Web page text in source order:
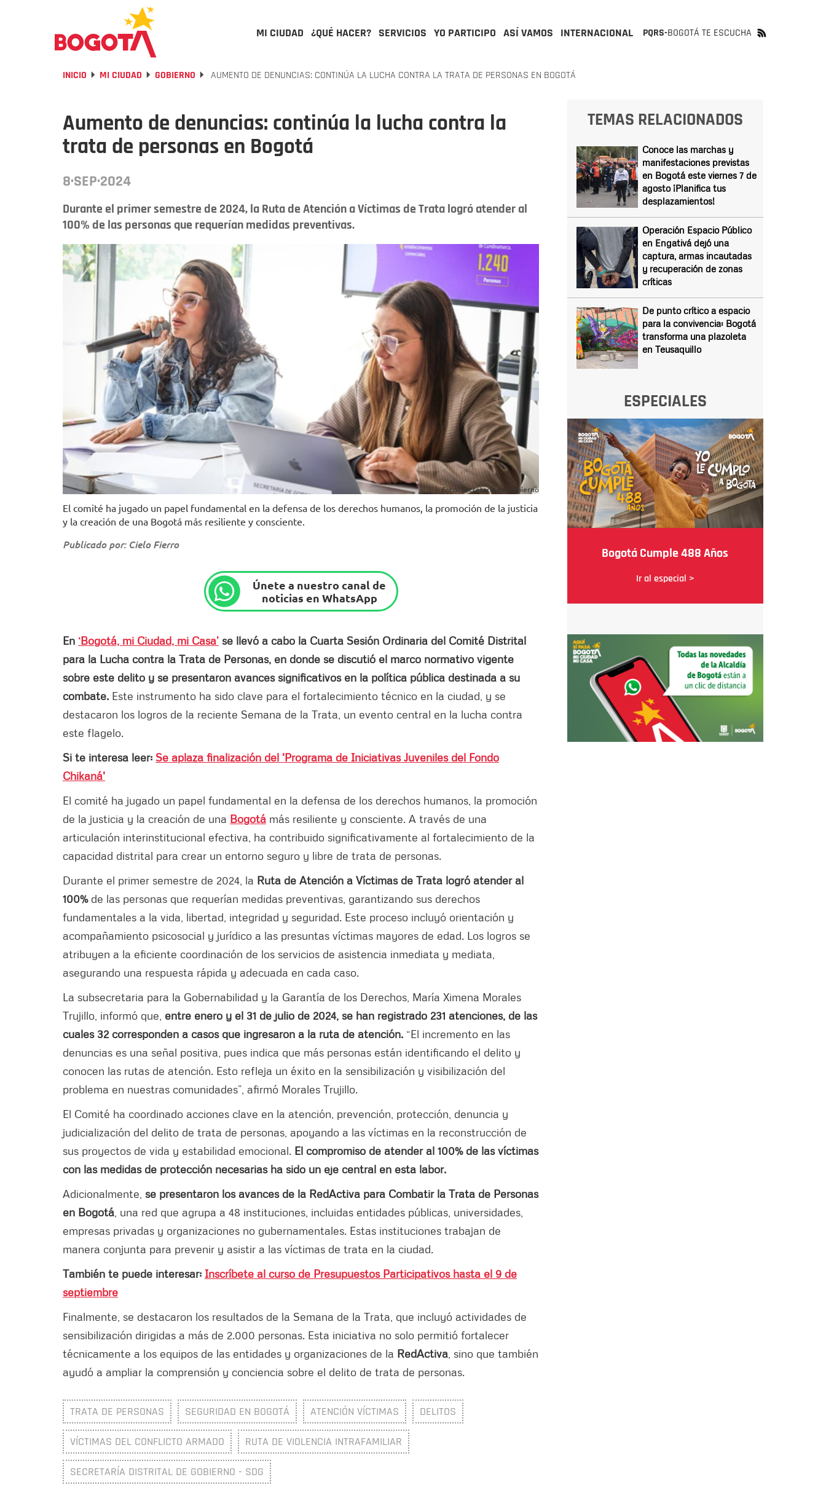
MI CIUDAD ¿QUÉ HACER? SERVICIOS YO PARTICIPO ASÍ VAMOS INTERNACIONAL PQRS-BOGOTÁ TE ESCUCHA
INICIO MI CIUDAD GOBIERNO AUMENTO DE DENUNCIAS: CONTINÚA LA LUCHA CONTRA LA TRATA DE PERSONAS EN BOGOTÁ
Aumento de denuncias: continúa la lucha contra la
trata de personas en Bogotá
8·SEP·2024
Durante el primer semestre de 2024, la Ruta de Atención a Víctimas de Trata logró atender al
100% de las personas que requerían medidas preventivas.
Foto: Secretaría de Gobierno
El comité ha jugado un papel fundamental en la defensa de los derechos humanos, la promoción de la justicia
y la creación de una Bogotá más resiliente y consciente.
Publicado por: Cielo Fierro
Únete a nuestro canal de
noticias en WhatsApp
En ‘Bogotá, mi Ciudad, mi Casa’ se llevó a cabo la Cuarta Sesión Ordinaria del Comité Distrital
para la Lucha contra la Trata de Personas, en donde se discutió el marco normativo vigente
sobre este delito y se presentaron avances significativos en la política pública destinada a su
combate. Este instrumento ha sido clave para el fortalecimiento técnico en la ciudad, y se
destacaron los logros de la reciente Semana de la Trata, un evento central en la lucha contra
este flagelo.
Si te interesa leer: Se aplaza finalización del 'Programa de Iniciativas Juveniles del Fondo
Chikaná'
El comité ha jugado un papel fundamental en la defensa de los derechos humanos, la promoción
de la justicia y la creación de una Bogotá más resiliente y consciente. A través de una
articulación interinstitucional efectiva, ha contribuido significativamente al fortalecimiento de la
capacidad distrital para crear un entorno seguro y libre de trata de personas.
Durante el primer semestre de 2024, la Ruta de Atención a Víctimas de Trata logró atender al
100%de las personas que requerían medidas preventivas, garantizando sus derechos
fundamentales a la vida, libertad, integridad y seguridad. Este proceso incluyó orientación y
acompañamiento psicosocial y jurídico a las presuntas víctimas mayores de edad. Los logros se
atribuyen a la eficiente coordinación de los servicios de asistencia inmediata y mediata,
asegurando una respuesta rápida y adecuada en cada caso.
La subsecretaria para la Gobernabilidad y la Garantía de los Derechos, María Ximena Morales
Trujillo, informó que, entre enero y el 31 de julio de 2024, se han registrado 231 atenciones, de las
cuales 32 corresponden a casos que ingresaron a la ruta de atención. “El incremento en las
denuncias es una señal positiva, pues indica que más personas están identificando el delito y
conocen las rutas de atención. Esto refleja un éxito en la sensibilización y visibilización del
problema en nuestras comunidades”, afirmó Morales Trujillo.
El Comité ha coordinado acciones clave en la atención, prevención, protección, denuncia y
judicialización del delito de trata de personas, apoyando a las víctimas en la reconstrucción de
sus proyectos de vida y estabilidad emocional. El compromiso de atender al 100% de las víctimas
con las medidas de protección necesarias ha sido un eje central en esta labor.
Adicionalmente, se presentaron los avances de la RedActiva para Combatir la Trata de Personas
en Bogotá , una red que agrupa a 48 instituciones, incluidas entidades públicas, universidades,
empresas privadas y organizaciones no gubernamentales. Estas instituciones trabajan de
manera conjunta para prevenir y asistir a las víctimas de trata en la ciudad.
También te puede interesar: Inscríbete al curso de Presupuestos Participativos hasta el 9 de
septiembre
Finalmente, se destacaron los resultados de la Semana de la Trata, que incluyó actividades de
sensibilización dirigidas a más de 2.000 personas. Esta iniciativa no solo permitió fortalecer
técnicamente a los equipos de las entidades y organizaciones de la RedActiva , sino que también
ayudó a ampliar la comprensión y conciencia sobre el delito de trata de personas.
TRATA DE PERSONAS SEGURIDAD EN BOGOTÁ ATENCIÓN VÍCTIMAS DELITOS
VÍCTIMAS DEL CONFLICTO ARMADO RUTA DE VIOLENCIA INTRAFAMILIAR
SECRETARÍA DISTRITAL DE GOBIERNO - SDG
TEMAS RELACIONADOS
Conoce las marchas y
manifestaciones previstas
en Bogotá este viernes 7 de
agosto ¡Planifica tus
desplazamientos!
Operación Espacio Público
en Engativá dejó una
captura, armas incautadas
y recuperación de zonas
críticas
De punto crítico a espacio
para la convivencia: Bogotá
transforma una plazoleta
en Teusaquillo
ESPECIALES
Bogotá Cumple 488 Años
Ir al especial >